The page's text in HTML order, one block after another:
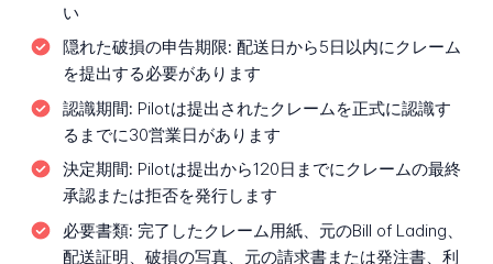
い
隠れた破損の申告期限: 配送日から5日以内にクレーム
を提出する必要があります
認識期間: Pilotは提出されたクレームを正式に認識す
るまでに30営業日があります
決定期間: Pilotは提出から120日までにクレームの最終
承認または拒否を発行します
必要書類: 完了したクレーム用紙、元のBill of Lading、
配送証明、破損の写真、元の請求書または発注書、利